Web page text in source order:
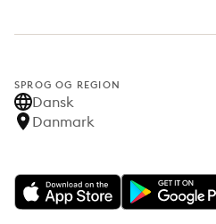
SPROG OG REGION
Dansk
Danmark